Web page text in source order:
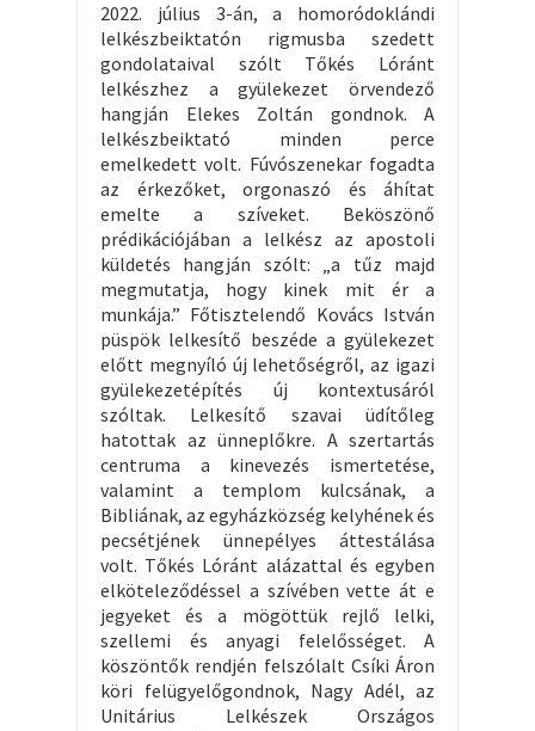
2022. július 3-án, a homoródoklándi
lelkészbeiktatón rigmusba szedett
gondolataival szólt Tőkés Lóránt
lelkészhez a gyülekezet örvendező
hangján Elekes Zoltán gondnok. A
lelkészbeiktató minden perce
emelkedett volt. Fúvószenekar fogadta
az érkezőket, orgonaszó és áhítat
emelte a szíveket. Beköszönő
prédikációjában a lelkész az apostoli
küldetés hangján szólt: „a tűz majd
megmutatja, hogy kinek mit ér a
munkája.” Főtisztelendő Kovács István
püspök lelkesítő beszéde a gyülekezet
előtt megnyíló új lehetőségről, az igazi
gyülekezetépítés új kontextusáról
szóltak. Lelkesítő szavai üdítőleg
hatottak az ünneplőkre. A szertartás
centruma a kinevezés ismertetése,
valamint a templom kulcsának, a
Bibliának, az egyházközség kelyhének és
pecsétjének ünnepélyes áttestálása
volt. Tőkés Lóránt alázattal és egyben
elköteleződéssel a szívében vette át e
jegyeket és a mögöttük rejlő lelki,
szellemi és anyagi felelősséget. A
köszöntők rendjén felszólalt Csíki Áron
köri felügyelőgondnok, Nagy Adél, az
Unitárius Lelkészek Országos